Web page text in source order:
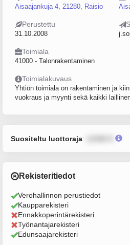
Aisaajankuja 4, 21280, Raisio
Perustettu
31.10.2008
Toimiala
41000 - Talonrakentaminen
Toimialakuvaus
Yhtiön toimiala on rakentaminen ja
vuokraus ja myynti sekä kaikki
Suositeltu luottoraja:
Rekisteritiedot
Verohallinnon perustiedot
Kaupparekisteri
Ennakkoperintärekisteri
Työnantajarekisteri
Edunsaajarekisteri